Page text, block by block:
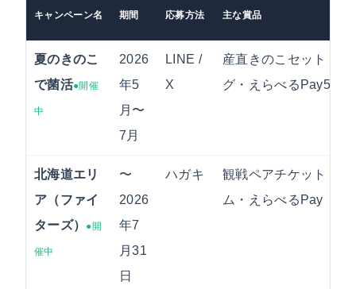
キャンペーン名 期間 応募方法 主な賞品
夏のきのこ
で菌活●開催
中
2026
年5
月〜
7月
LINE /
X
産直きのこセット・エ
グ・えらべる
北海道エリ
ア（ファイ
ターズ）
●開
催中
〜
2026
年7
月31
日
ハガキ
観戦ペアチケット・ユ
ム・えらべるPay